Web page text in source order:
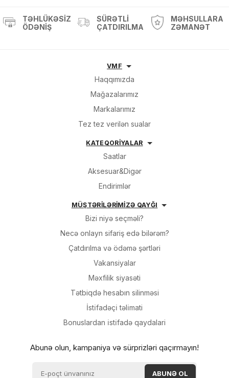
TƏHLÜKƏSIZ
ÖDƏNIŞ
SÜRƏTLI
ÇATDIRILMA
MƏHSULLARA
ZƏMANƏT
VMF
Haqqımızda
Mağazalarımız
Markalarımız
Tez tez verilən sualar
KATEQORİYALAR
Saatlar
Aksesuar&Digər
Endirimlər
MÜŞTƏRİLƏRİMİZƏ QAYĞI
Bizi niyə seçməli?
Necə onlayn sifariş edə bilərəm?
Çatdırılma və ödəmə şərtləri
Vakansiyalar
Məxfilik siyasəti
Tətbiqdə hesabın silinməsi
İsti̇fadəçi̇ təli̇mati
Bonuslardan i̇sti̇fadə qaydalari
Abunə olun, kampaniya və sürprizləri qaçırmayın!